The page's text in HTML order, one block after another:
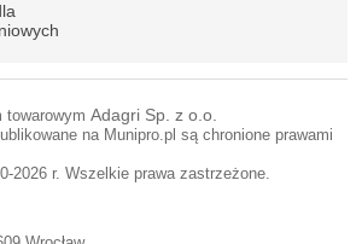
towarowym Adagri Sp. z o.o.
na Munipro.pl są chronione prawami
2026 r. Wszelkie prawa zastrzeżone.